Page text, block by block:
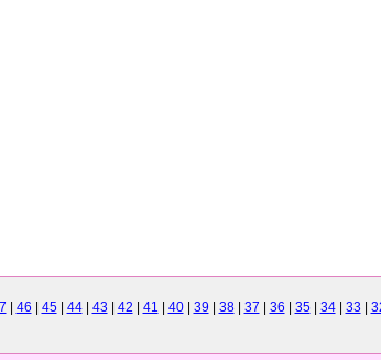
46 45| 44| 43 42 41 40| 39 38| 37 36 35| 34| 33